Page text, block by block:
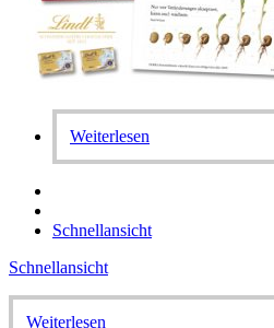
Weiterlesen
Schnellansicht
Schnellansicht
Weiterlesen